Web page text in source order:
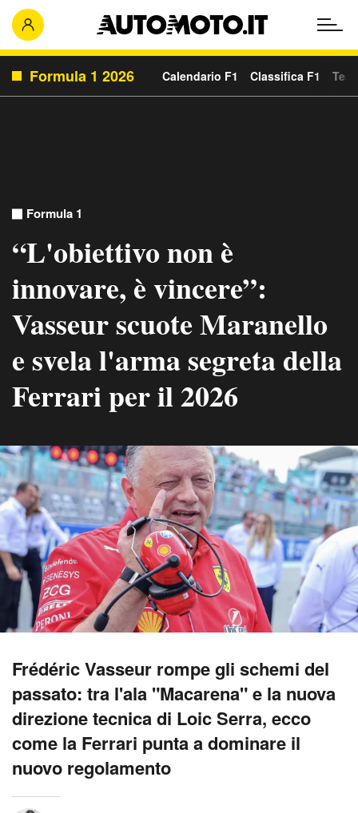
Formula 1 2026 Calendario F1 Classifica F1
Formula 1
“L'obiettivo non è
innovare, è vincere”:
Vasseur scuote Maranello
e svela l'arma segreta della
Ferrari per il 2026
Frédéric Vasseur rompe gli schemi del
passato: tra l'ala "Macarena" e la nuova
direzione tecnica di Loic Serra, ecco
come la Ferrari punta a dominare il
nuovo regolamento